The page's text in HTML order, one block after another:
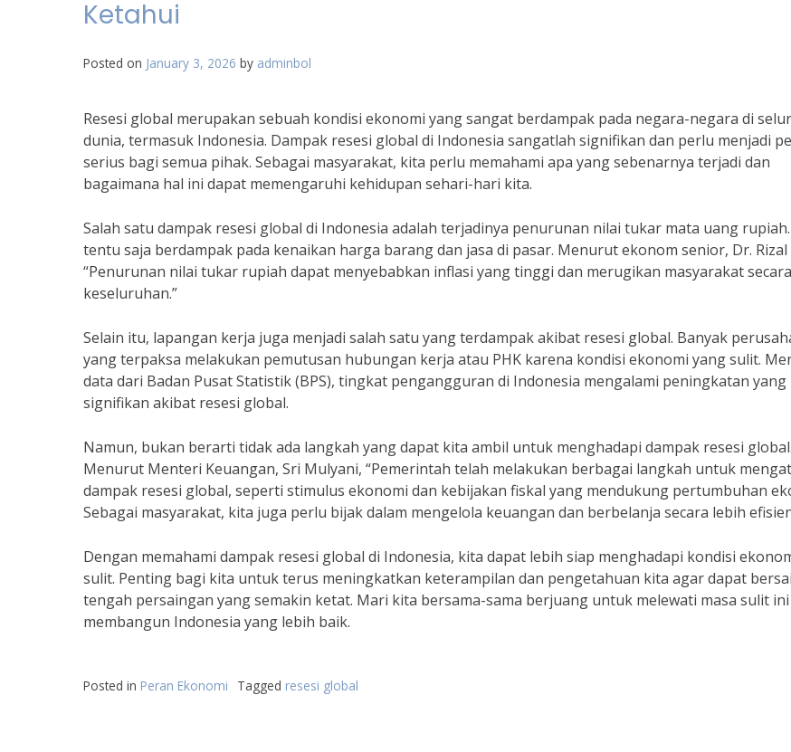
Ketahui
Posted on January 3, 2026 by adminbol
Resesi global merupakan sebuah kondisi ekonomi yang sangat berdampak pada negara-negara di
dunia, termasuk Indonesia. Dampak resesi global di Indonesia sangatlah signifikan dan perlu menjadi
serius bagi semua pihak. Sebagai masyarakat, kita perlu memahami apa yang sebenarnya terjadi dan
bagaimana hal ini dapat memengaruhi kehidupan sehari-hari kita.
Salah satu dampak resesi global di Indonesia adalah terjadinya penurunan nilai tukar mata uang
tentu saja berdampak pada kenaikan harga barang dan jasa di pasar. Menurut ekonom senior, Dr. Rizal
“Penurunan nilai tukar rupiah dapat menyebabkan inflasi yang tinggi dan merugikan masyarakat secara
keseluruhan.”
Selain itu, lapangan kerja juga menjadi salah satu yang terdampak akibat resesi global. Banyak
yang terpaksa melakukan pemutusan hubungan kerja atau PHK karena kondisi ekonomi yang sulit.
data dari Badan Pusat Statistik (BPS), tingkat pengangguran di Indonesia mengalami peningkatan yang
signifikan akibat resesi global.
Namun, bukan berarti tidak ada langkah yang dapat kita ambil untuk menghadapi dampak resesi global.
Menurut Menteri Keuangan, Sri Mulyani, “Pemerintah telah melakukan berbagai langkah untuk
dampak resesi global, seperti stimulus ekonomi dan kebijakan fiskal yang mendukung pertumbuhan
Sebagai masyarakat, kita juga perlu bijak dalam mengelola keuangan dan berbelanja secara lebih
Dengan memahami dampak resesi global di Indonesia, kita dapat lebih siap menghadapi kondisi
sulit. Penting bagi kita untuk terus meningkatkan keterampilan dan pengetahuan kita agar dapat
tengah persaingan yang semakin ketat. Mari kita bersama-sama berjuang untuk melewati masa sulit
membangun Indonesia yang lebih baik.
Posted in Peran Ekonomi Tagged resesi global